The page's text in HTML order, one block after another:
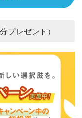
プレゼント）